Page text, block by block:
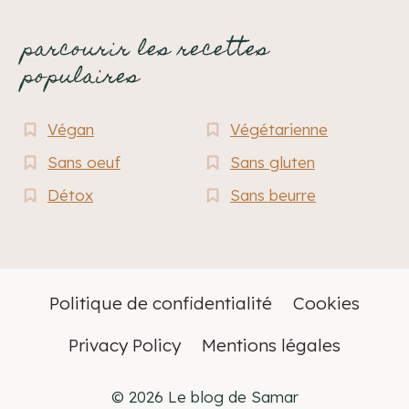
parcourir les recettes
populaires
Végan
Végétarienne
Sans oeuf
Sans gluten
Détox
Sans beurre
Politique de confidentialité
Cookies
Privacy Policy
Mentions légales
© 2026 Le blog de Samar